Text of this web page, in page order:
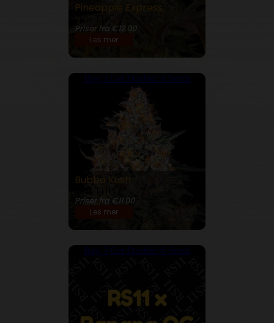
Pineapple Express
Priser fra €12.00
Les mer
Buy 3 Get Double! 6 Seeds
Bubba Kush
Priser fra €11.00
Les mer
Buy 3 Get Double! 6 Seeds